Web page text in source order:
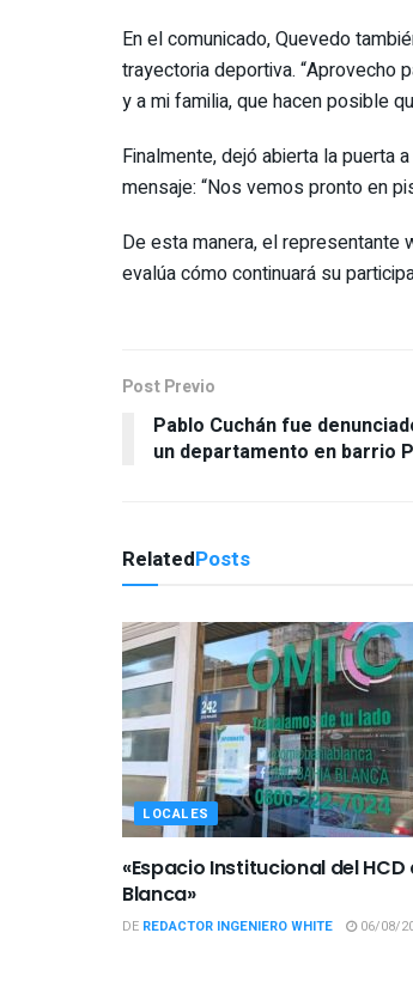
En el comunicado, Quevedo
trayectoria deportiva.
y a mi familia, que hacen posible
Finalmente, dejó abierta la puerta
mensaje: “Nos vemos pronto en
De esta manera, el representante
evalúa cómo continuará su
Post Previo
Pablo Cuchán fue
un departamento en barrio
RelatedPosts
LOCALES
«Espacio Institucional del
Blanca»
DE REDACTOR INGENIERO WHITE 06/08/